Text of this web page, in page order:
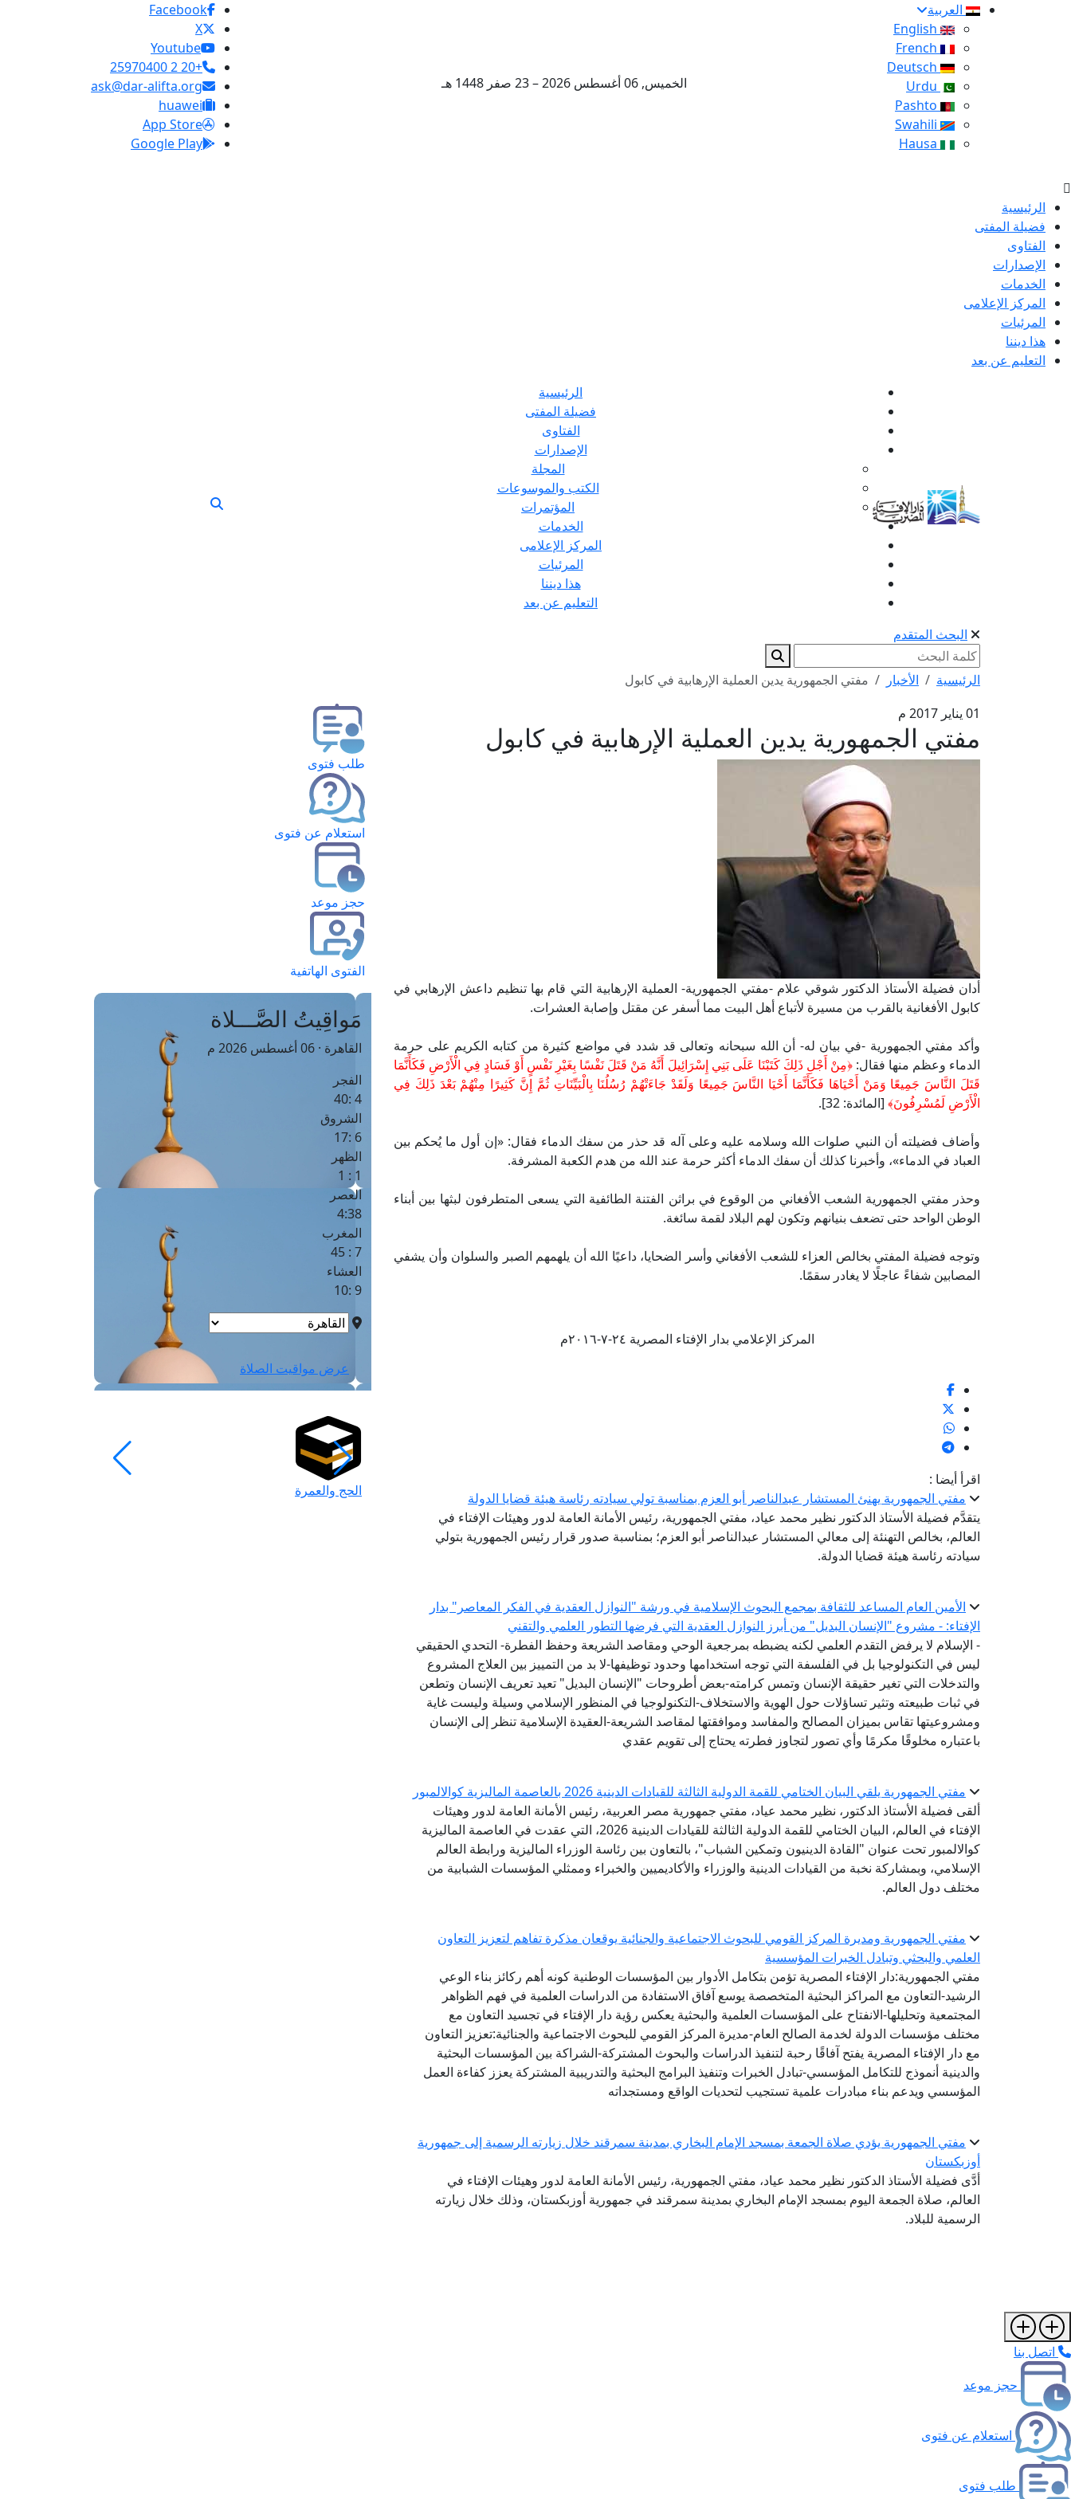
العربية
الخميس, 06 أغسطس 2026 – 23 صفر 1448 هـ
Facebook
X
Youtube
+20 2 25970400
ask@dar-alifta.org
huawei
App Store
Google Play
الرئيسية
فضيلة المفتى
الفتاوى
الإصدارات
الخدمات
المركز الإعلامى
المرئيات
هذا ديننا
التعليم عن بعد
الرئيسية
فضيلة المفتى
الفتاوى
الإصدارات
المجلة
الكتب والموسوعات
المؤتمرات
الخدمات
المركز الإعلامى
المرئيات
هذا ديننا
التعليم عن بعد
البحث المتقدم
الرئيسية الأخبار
مفتي الجمهورية يدين العملية الإرهابية في كابول
01 يناير 2017 م
مفتي الجمهورية يدين العملية الإرهابية في كابول
أدان فضيلة الأستاذ الدكتور شوقي علام -مفتي الجمهورية- العملية الإرهابية التي قام بها تنظيم داعش الإرهابي في
كابول الأفغانية بالقرب من مسيرة لأتباع أهل البيت مما أسفر عن مقتل وإصابة العشرات.
وأكد مفتي الجمهورية -في بيان له- أن الله سبحانه وتعالى قد شدد في مواضع كثيرة من كتابه الكريم على حرمة
الدماء وعظم منها فقال:﴿مِنْ أَجْلِ ذَلِكَ كَتَبْنَا عَلَى بَنِي إِسْرَائِيلَ أَنَّهُ مَنْ قَتَلَ نَفْسًا بِغَيْرِ نَفْسٍ أَوْ فَسَادٍ فِي الْأَرْضِ فَكَأَنَّمَا
قَتَلَ النَّاسَ جَمِيعًا وَمَنْ أَحْيَاهَا فَكَأَنَّمَا أَحْيَا النَّاسَ جَمِيعًا وَلَقَدْ جَاءَتْهُمْ رُسُلُنَا بِالْبَيِّنَاتِ ثُمَّ إِنَّ كَثِيرًا مِنْهُمْ بَعْدَ ذَلِكَ فِي
الْأَرْضِ لَمُسْرِفُونَ﴾ [المائدة: 32].
وأضاف فضيلته أن النبي صلوات الله وسلامه عليه وعلى آله قد حذر من سفك الدماء فقال: «إن أول ما يُحكم بين
العباد في الدماء»، وأخبرنا كذلك أن سفك الدماء أكثر حرمة عند الله من هدم الكعبة المشرفة.
وحذر مفتي الجمهورية الشعب الأفغاني من الوقوع في براثن الفتنة الطائفية التي يسعى المتطرفون لبثها بين أبناء
الوطن الواحد حتى تضعف بنيانهم وتكون لهم البلاد لقمة سائغة.
وتوجه فضيلة المفتي بخالص العزاء للشعب الأفغاني وأسر الضحايا، داعيًا الله أن يلهمهم الصبر والسلوان وأن يشفي
المصابين شفاءً عاجلًا لا يغادر سقمًا.
المركز الإعلامي بدار الإفتاء المصرية ٢٤-٧-٢٠١٦م
اقرأ أيضا :
مفتي الجمهورية يهنئ المستشار عبدالناصر أبو العزم بمناسبة تولي سيادته رئاسة هيئة قضايا الدولة
يتقدَّم فضيلة الأستاذ الدكتور نظير محمد عياد، مفتي الجمهورية، رئيس الأمانة العامة لدور وهيئات الإفتاء في
العالم، بخالص التهنئة إلى معالي المستشار عبدالناصر أبو العزم؛ بمناسبة صدور قرار رئيس الجمهورية بتولي
سيادته رئاسة هيئة قضايا الدولة.
الأمين العام المساعد للثقافة بمجمع البحوث الإسلامية في ورشة "النوازل العقدية في الفكر المعاصر" بدار
الإفتاء: - مشروع "الإنسان البديل" من أبرز النوازل العقدية التي فرضها التطور العلمي والتقني
- الإسلام لا يرفض التقدم العلمي لكنه يضبطه بمرجعية الوحي ومقاصد الشريعة وحفظ الفطرة- التحدي الحقيقي
ليس في التكنولوجيا بل في الفلسفة التي توجه استخدامها وحدود توظيفها-لا بد من التمييز بين العلاج المشروع
والتدخلات التي تغير حقيقة الإنسان وتمس كرامته-بعض أطروحات "الإنسان البديل" تعيد تعريف الإنسان وتطعن
في ثبات طبيعته وتثير تساؤلات حول الهوية والاستخلاف-التكنولوجيا في المنظور الإسلامي وسيلة وليست غاية
ومشروعيتها تقاس بميزان المصالح والمفاسد وموافقتها لمقاصد الشريعة-العقيدة الإسلامية تنظر إلى الإنسان
باعتباره مخلوقًا مكرمًا وأي تصور لتجاوز فطرته يحتاج إلى تقويم عقدي
مفتي الجمهورية يلقي البيان الختامي للقمة الدولية الثالثة للقيادات الدينية 2026 بالعاصمة الماليزية كوالالمبور
ألقى فضيلة الأستاذ الدكتور، نظير محمد عياد، مفتي جمهورية مصر العربية، رئيس الأمانة العامة لدور وهيئات
الإفتاء في العالم، البيان الختامي للقمة الدولية الثالثة للقيادات الدينية 2026، التي عقدت في العاصمة الماليزية
كوالالمبور تحت عنوان "القادة الدينيون وتمكين الشباب"، بالتعاون بين رئاسة الوزراء الماليزية ورابطة العالم
الإسلامي، وبمشاركة نخبة من القيادات الدينية والوزراء والأكاديميين والخبراء وممثلي المؤسسات الشبابية من
مختلف دول العالم.
مفتي الجمهورية ومديرة المركز القومي للبحوث الاجتماعية والجنائية يوقعان مذكرة تفاهم لتعزيز التعاون
العلمي والبحثي وتبادل الخبرات المؤسسية
مفتي الجمهورية:دار الإفتاء المصرية تؤمن بتكامل الأدوار بين المؤسسات الوطنية كونه أهم ركائز بناء الوعي
الرشيد-التعاون مع المراكز البحثية المتخصصة يوسع آفاق الاستفادة من الدراسات العلمية في فهم الظواهر
المجتمعية وتحليلها-الانفتاح على المؤسسات العلمية والبحثية يعكس رؤية دار الإفتاء في تجسيد التعاون مع
مختلف مؤسسات الدولة لخدمة الصالح العام-مديرة المركز القومي للبحوث الاجتماعية والجنائية:تعزيز التعاون
مع دار الإفتاء المصرية يفتح آفاقًا رحبة لتنفيذ الدراسات والبحوث المشتركة-الشراكة بين المؤسسات البحثية
والدينية أنموذج للتكامل المؤسسي-تبادل الخبرات وتنفيذ البرامج البحثية والتدريبية المشتركة يعزز كفاءة العمل
المؤسسي ويدعم بناء مبادرات علمية تستجيب لتحديات الواقع ومستجداته
مفتي الجمهورية يؤدي صلاة الجمعة بمسجد الإمام البخاري بمدينة سمرقند خلال زيارته الرسمية إلى جمهورية
أوزبكستان
أدَّى فضيلة الأستاذ الدكتور نظير محمد عياد، مفتي الجمهورية، رئيس الأمانة العامة لدور وهيئات الإفتاء في
العالم، صلاة الجمعة اليوم بمسجد الإمام البخاري بمدينة سمرقند في جمهورية أوزبكستان، وذلك خلال زيارته
الرسمية للبلاد.
طلب فتوى
استعلام عن فتوى
حجز موعد
الفتوى الهاتفية
مَواقِيتُ الصَّـــلاة
القاهرة · 06 أغسطس 2026 م
الفجر
4 :40
الشروق
6 :17
الظهر
1 : 1
العصر
4:38
المغرب
7 : 45
العشاء
9 :10
عرض مواقيت الصلاة
الحج والعمرة
اتصل بنا
حجز موعد
استعلام عن فتوى
طلب فتوى